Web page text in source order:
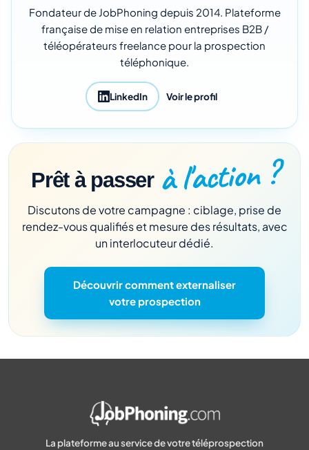
Fondateur de JobPhoning depuis 2014. Plateforme
française de mise en relation entreprises B2B /
téléopérateurs freelance pour la prospection
téléphonique.
LinkedIn Voir le profil
Prêt à passer à l'action ?
Discutons de votre campagne : ciblage, prise de
rendez-vous qualifiés et mesure des résultats, avec
un interlocuteur dédié.
Découvrir comment externaliser
votre prospection
La plateforme au service de votre téléprospection